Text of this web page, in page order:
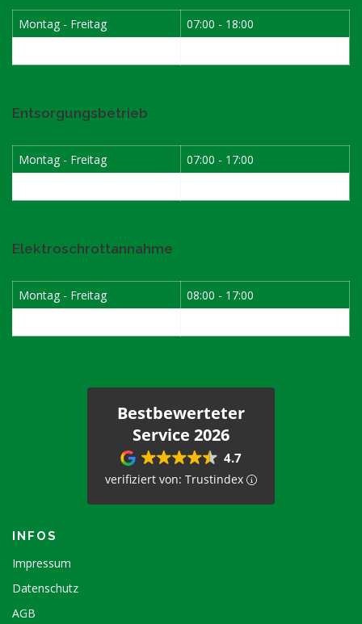
Montag - Freitag
07:00 - 18:00
Entsorgungsbetrieb
Montag - Freitag
07:00 - 17:00
Elektroschrottannahme
Montag - Freitag
08:00 - 17:00
Bestbewerteter
Service 2026
4.7
verifiziert von: Trustindex
INFOS
Impressum
Datenschutz
AGB